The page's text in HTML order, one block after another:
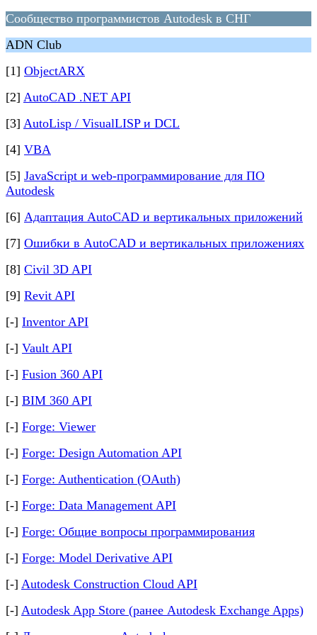
Сообщество программистов Autodesk в СНГ
ADN Club
[1] ObjectARX
[2] AutoCAD .NET API
[3] AutoLisp / VisualLISP и DCL
[4] VBA
[5] JavaScript и web-программирование для ПО
Autodesk
[6] Адаптация AutoCAD и вертикальных приложений
[7] Ошибки в AutoCAD и вертикальных приложениях
[8] Civil 3D API
[9] Revit API
[-] Inventor API
[-] Vault API
[-] Fusion 360 API
[-] BIM 360 API
[-] Forge: Viewer
[-] Forge: Design Automation API
[-] Forge: Authentication (OAuth)
[-] Forge: Data Management API
[-] Forge: Общие вопросы программирования
[-] Forge: Model Derivative API
[-] Autodesk Construction Cloud API
[-] Autodesk App Store (ранее Autodesk Exchange Apps)